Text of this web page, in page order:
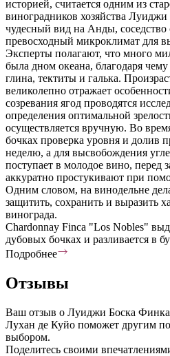
историей, считается одним из
виноградников хозяйства Луиджи
чудесный вид на Анды, соседство
превосходный микроклимат для
Эксперты полагают, что много
была дном океана, благодаря
глина, тектиты и галька.
великолепно отражает
созревания ягод проводятся
определения оптимальной
осуществляется вручную. Во
бочках проверка уровня и долив
неделю, а для высвобождения
поступает в молодое вино, перед
аккуратно простукивают при
Одним словом, на винодельне
защитить, сохранить и выразить
винограда.
Chardonnay Finca "Los Nobles"
дубовых бочках и разливается в
Подробнее
Отзывы
Ваш отзыв о Луиджи Боска
Лухан де Куйо поможет другим
выбором.
Поделитесь своими